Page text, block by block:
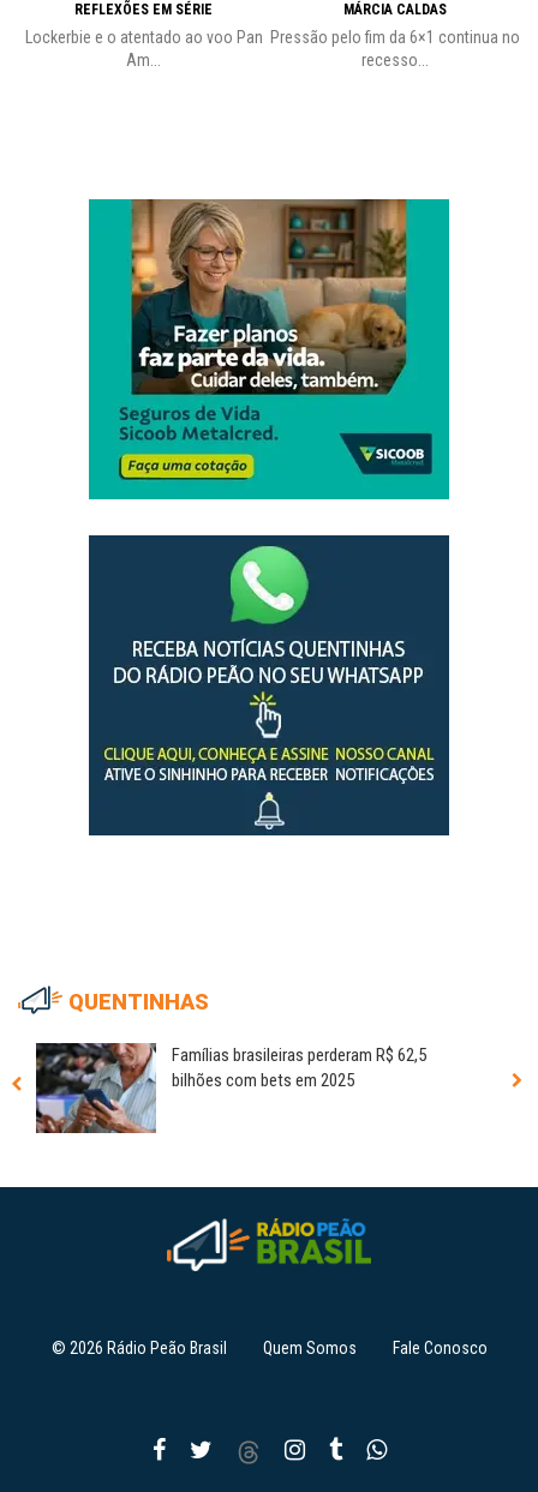
REFLEXÕES EM SÉRIE
Lockerbie e o atentado ao voo Pan
Am...
MÁRCIA CALDAS
Pressão pelo fim da 6×1 continua no
recesso...
QUENTINHAS
Famílias brasileiras perderam R$ 62,5
bilhões com bets em 2025
© 2026 Rádio Peão Brasil Quem Somos Fale Conosco